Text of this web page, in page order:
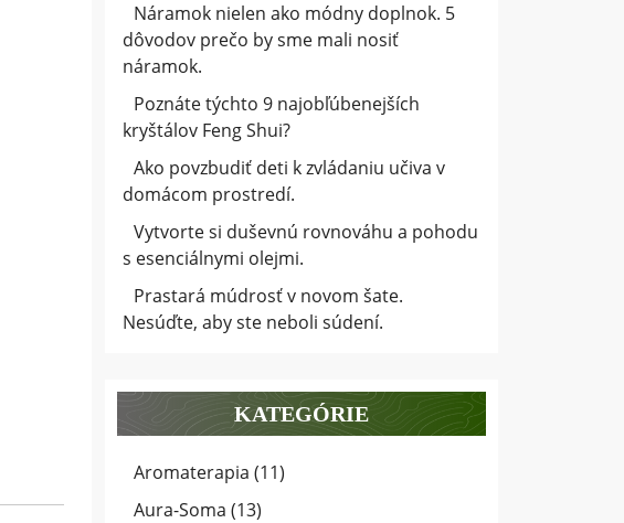
Náramok nielen ako módny doplnok. 5
dôvodov prečo by sme mali nosiť
náramok.
Poznáte týchto 9 najobľúbenejších
kryštálov Feng Shui?
Ako povzbudiť deti k zvládaniu učiva v
domácom prostredí.
Vytvorte si duševnú rovnováhu a pohodu
s esenciálnymi olejmi.
Prastará múdrosť v novom šate.
Nesúďte, aby ste neboli súdení.
KATEGÓRIE
Aromaterapia (11)
Aura-Soma (13)